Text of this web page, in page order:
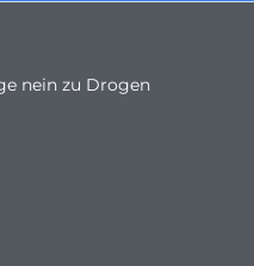
nein zu Drogen